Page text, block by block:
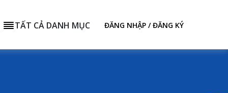
ĐĂNG NHẬP / ĐĂNG KÝ
TẤT CẢ DANH MỤC